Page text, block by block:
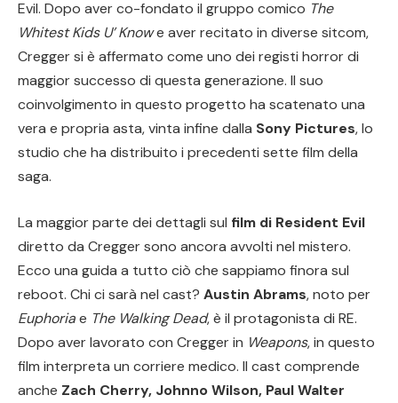
Evil. Dopo aver co-fondato il gruppo comico The
Whitest Kids U’ Knowe aver recitato in diverse sitcom,
Cregger si è affermato come uno dei registi horror di
maggior successo di questa generazione. Il suo
coinvolgimento in questo progetto ha scatenato una
vera e propria asta, vinta infine dalla Sony Pictures, lo
studio che ha distribuito i precedenti sette film della
saga.
La maggior parte dei dettagli sul film di Resident Evil
diretto da Cregger sono ancora avvolti nel mistero.
Ecco una guida a tutto ciò che sappiamo finora sul
reboot. Chi ci sarà nel cast? Austin Abrams, noto per
Euphoriae The Walking Dead, è il protagonista di RE.
Dopo aver lavorato con Cregger in Weapons, in questo
film interpreta un corriere medico. Il cast comprende
anche Zach Cherry, Johnno Wilson, Paul Walter